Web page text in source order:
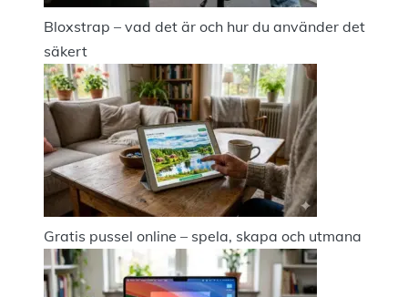
Bloxstrap – vad det är och hur du använder det
säkert
Gratis pussel online – spela, skapa och utmana